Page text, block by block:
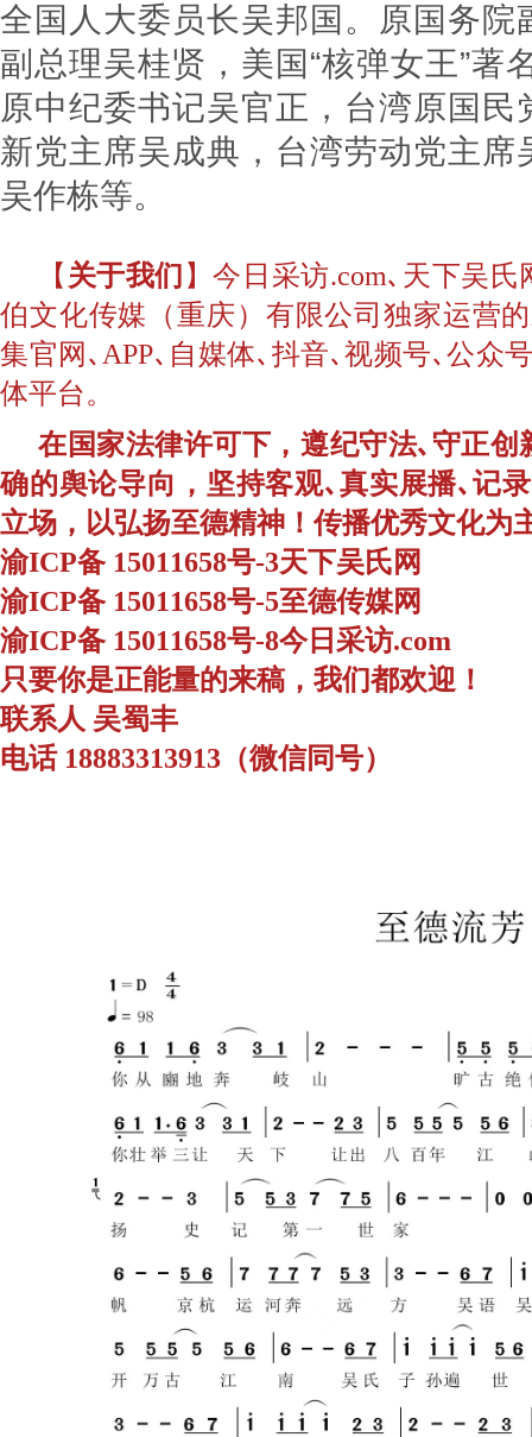
全国人大委员长吴邦国。原国务院
副总理吴桂贤，美国“核弹女王”著
原中纪委书记吴官正，台湾原国民
新党主席吴成典，台湾劳动党主席
吴作栋等。
【 关于我们 】今日采访.com､天下吴
伯文化传媒（重庆）有限公司独家运营
集官网､APP､自媒体､抖音､视频号､公众
体平台。
在国家法律许可下，遵纪守法､守正创
确的舆论导向，坚持客观､真实展播､记
立场，以弘扬至德精神！传播优秀文化为
渝ICP备 15011658号-3天下吴氏网
渝ICP备 15011658号-5至德传媒网
渝ICP备 15011658号-8今日采访.com
只要你是正能量的来稿，我们都欢迎！
联系人 吴蜀丰
电话 18883313913（微信同号）